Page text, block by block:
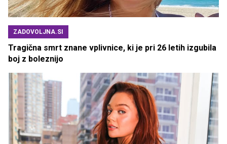
ZADOVOLJNA.SI
Tragična smrt znane vplivnice, ki je pri 26 letih izgubila
boj z boleznijo